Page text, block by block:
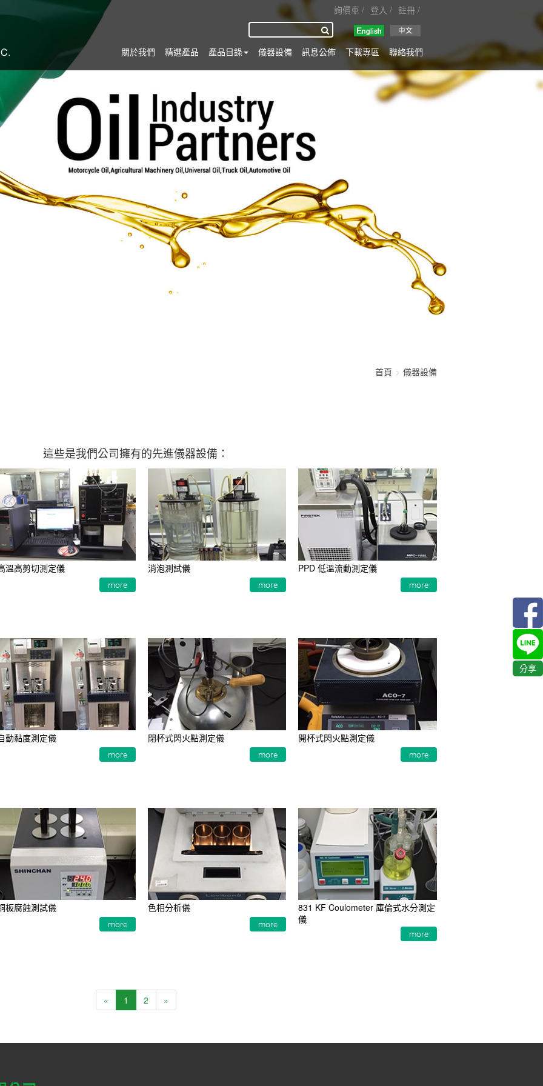
詢價車 登入
註冊
搜尋
關於我們 精選產品 產品目錄 儀器設備 訊息公佈 下載專區 聯絡我們
分享
首頁 儀器設備
這些是我們公司擁有的先進儀器設備：
溫高剪切測定儀
more
消泡測試儀
more
PPD 低溫流動測定儀
more
動黏度測定儀
more
閉杯式閃火點測定儀
more
開杯式閃火點測定儀
more
板腐蝕測試儀
more
色相分析儀
more
831 KF Coulometer 庫倫式水分測定
儀
more
« 1 2 »